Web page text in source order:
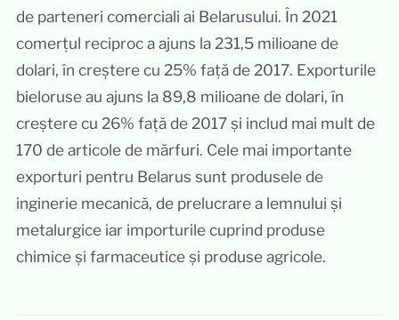
de parteneri comerciali ai Belarusului. În 2021
comerțul reciproc a ajuns la 231,5 milioane de
dolari, în creștere cu 25% față de 2017. Exporturile
bieloruse au ajuns la 89,8 milioane de dolari, în
creștere cu 26% față de 2017 și includ mai mult de
170 de articole de mărfuri. Cele mai importante
exporturi pentru Belarus sunt produsele de
inginerie mecanică, de prelucrare a lemnului și
metalurgice iar importurile cuprind produse
chimice și farmaceutice și produse agricole.